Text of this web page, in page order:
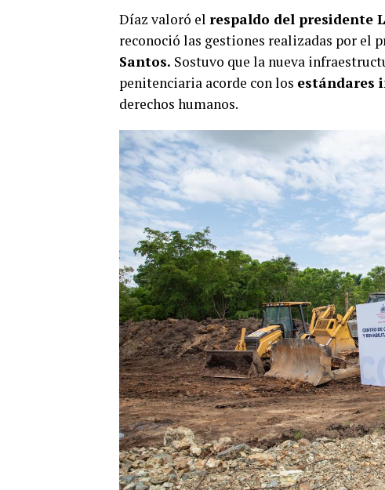
Díaz valoró el respaldo del presidente
reconoció las gestiones realizadas por el
Santos. Sostuvo que la nueva
penitenciaria acorde con los estándares
derechos humanos.